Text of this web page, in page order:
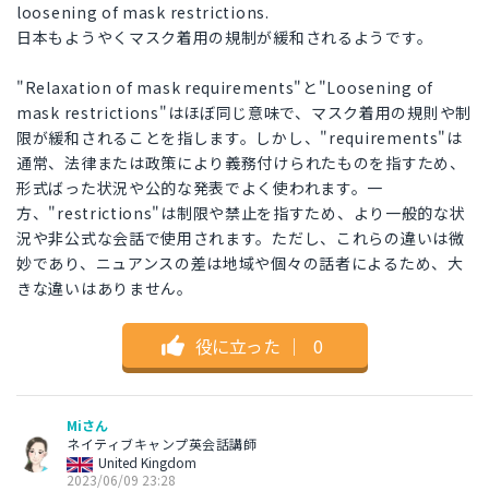
loosening of mask restrictions.
日本もようやくマスク着用の規制が緩和されるようです。
"Relaxation of mask requirements"と"Loosening of
mask restrictions"はほぼ同じ意味で、マスク着用の規則や制
限が緩和されることを指します。しかし、"requirements"は
通常、法律または政策により義務付けられたものを指すため、
形式ばった状況や公的な発表でよく使われます。一
方、"restrictions"は制限や禁止を指すため、より一般的な状
況や非公式な会話で使用されます。ただし、これらの違いは微
妙であり、ニュアンスの差は地域や個々の話者によるため、大
きな違いはありません。
役に立った ｜ 0
Miさん
ネイティブキャンプ英会話講師
United Kingdom
2023/06/09 23:28